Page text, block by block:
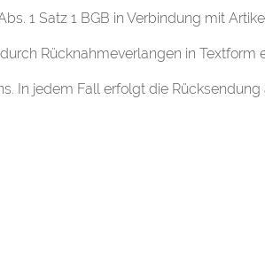
1 Satz 1 BGB in Verbindung mit
Rücknahmeverlangen in
In jedem Fall erfolgt die